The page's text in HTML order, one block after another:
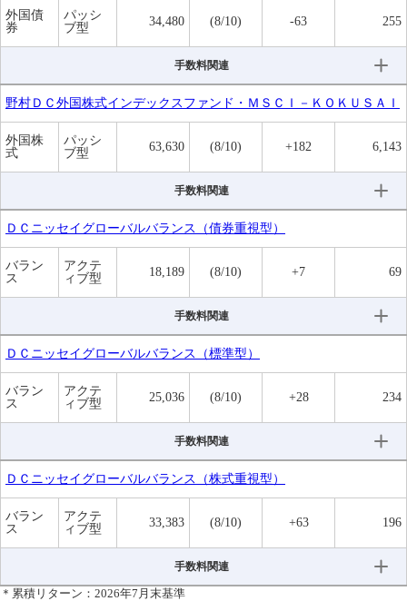
外国債
券
パッシ
ブ型
34,480 (8/10) -63 255
手数料関連
野村ＤＣ外国株式インデックスファンド・ＭＳＣＩ－ＫＯＫＵＳＡＩ
外国株
式
パッシ
ブ型
63,630 (8/10) +182 6,143
手数料関連
ＤＣニッセイグローバルバランス（債券重視型）
バラン
ス
アクテ
ィブ型
18,189 (8/10) +7 69
手数料関連
ＤＣニッセイグローバルバランス（標準型）
バラン
ス
アクテ
ィブ型
25,036 (8/10) +28 234
手数料関連
ＤＣニッセイグローバルバランス（株式重視型）
バラン
ス
アクテ
ィブ型
33,383 (8/10) +63 196
手数料関連
＊累積リターン：2026年7月末基準